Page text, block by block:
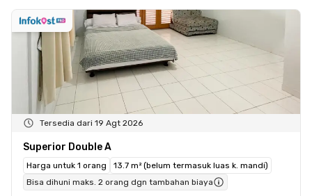
Tersedia dari 19 Agt 2026
Superior Double A
Harga untuk 1 orang
13.7 m² (belum termasuk luas k. mandi)
Bisa dihuni maks. 2 orang dgn tambahan biaya